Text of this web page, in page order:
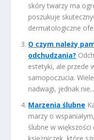
skóry twarzy ma
poszukuje
dermatologiczne
O czym należy
odchudzania?
estetyki, ale przede
samopoczucia.
nadwagi, jednak nie...
Marzenia ślubne
marzy o
ślubne w
księżniczek, które